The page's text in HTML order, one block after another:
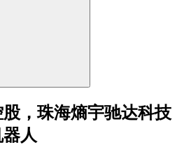
，珠海熵宇驰达科技
人